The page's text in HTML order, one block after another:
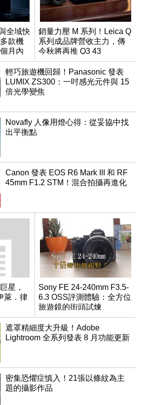
全域快
款機
月內
銷量力壓 M 系列！Leica Q
系列成品牌營收主力，傳
今秋將再推 Q3 43
Monochrom
輕巧旅遊機回歸！Panasonic 發表
LUMIX ZS300：一吋感光元件與 15
倍光學變焦
Novafly 人像用燈心得：從妥協中找
出平衡點
Canon 發表 EOS R6 Mark III 和 RF
45mm F1.2 STM！混合拍攝再進化
星，
萊．律
Sony FE 24-240mm F3.5-
6.3 OSS評測體驗：全方位
旅遊鏡的街頭試煉
遮罩精細度大升級！Adobe
Lightroom 全系列發表 8 月功能更新
密集恐懼症慎入！21張以條紋為主
題的攝影作品